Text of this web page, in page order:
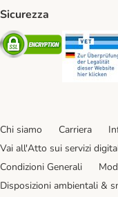
Sicurezza
Security
Chi siamo Carriera
Vai all'Atto sui servizi
Condizioni Generali
Disposizioni ambientali &